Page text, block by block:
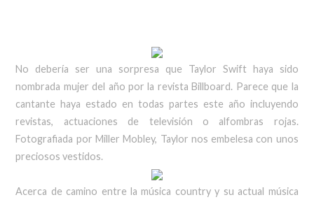
No debería ser una sorpresa que Taylor Swift haya sido
nombrada mujer del año por la revista Billboard. Parece que la
cantante haya estado en todas partes este año incluyendo
revistas, actuaciones de televisión o alfombras rojas.
Fotografiada por Miller Mobley, Taylor nos embelesa con unos
preciosos vestidos.
Acerca de camino entre la música country y su actual música